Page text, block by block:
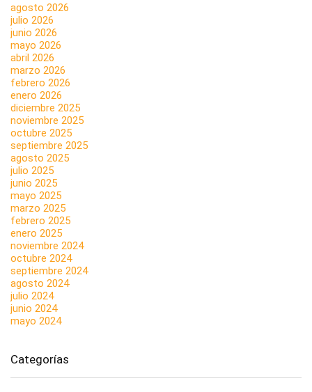
agosto 2026
julio 2026
junio 2026
mayo 2026
abril 2026
marzo 2026
febrero 2026
enero 2026
diciembre 2025
noviembre 2025
octubre 2025
septiembre 2025
agosto 2025
julio 2025
junio 2025
mayo 2025
marzo 2025
febrero 2025
enero 2025
noviembre 2024
octubre 2024
septiembre 2024
agosto 2024
julio 2024
junio 2024
mayo 2024
Categorías